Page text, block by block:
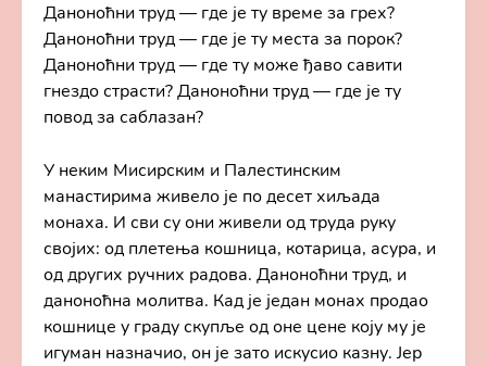
Даноноћни труд — где је ту време за грех?
Даноноћни труд — где је ту места за порок?
Даноноћни труд — где ту може ђаво савити
гнездо страсти? Даноноћни труд — где је ту
повод за саблазан?
У неким Мисирским и Палестинским
манастирима живело је по десет хиљада
монаха. И сви су они живели од труда руку
својих: од плетења кошница, котарица, асура, и
од других ручних радова. Даноноћни труд, и
даноноћна молитва. Кад је један монах продао
кошнице у граду скупље од оне цене коју му је
игуман назначио, он је зато искусио казну. Јер